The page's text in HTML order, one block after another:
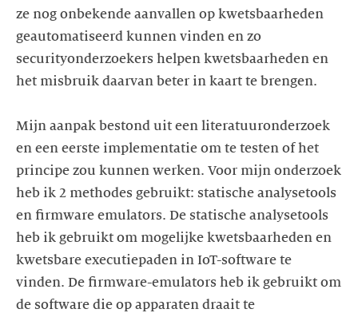
ze nog onbekende aanvallen op kwetsbaarheden
geautomatiseerd kunnen vinden en zo
securityonderzoekers helpen kwetsbaarheden en
het misbruik daarvan beter in kaart te brengen.
Mijn aanpak bestond uit een literatuuronderzoek
en een eerste implementatie om te testen of het
principe zou kunnen werken. Voor mijn onderzoek
heb ik 2 methodes gebruikt: statische analysetools
en firmware emulators. De statische analysetools
heb ik gebruikt om mogelijke kwetsbaarheden en
kwetsbare executiepaden in IoT-software te
vinden. De firmware-emulators heb ik gebruikt om
de software die op apparaten draait te